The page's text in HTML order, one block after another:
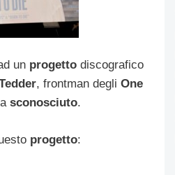
un progetto discografico
, frontman degli One
sconosciuto.
progetto: